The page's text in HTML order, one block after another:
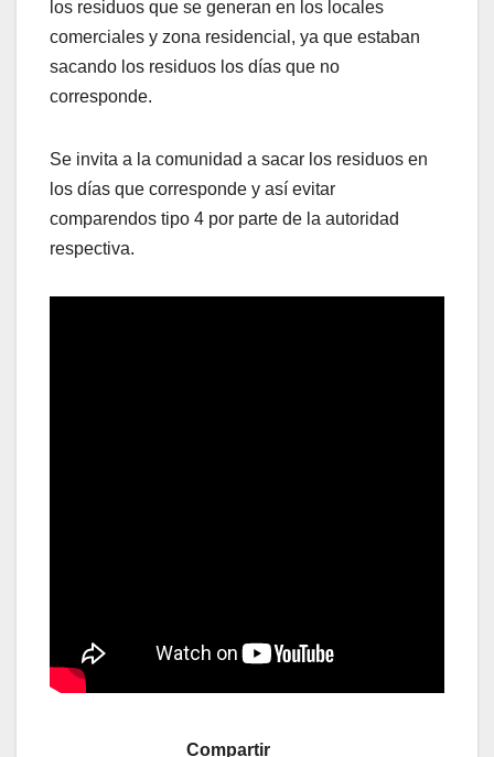
los residuos que se generan en los locales
comerciales y zona residencial, ya que estaban
sacando los residuos los días que no
corresponde.
Se invita a la comunidad a sacar los residuos en
los días que corresponde y así evitar
comparendos tipo 4 por parte de la autoridad
respectiva.
Compartir